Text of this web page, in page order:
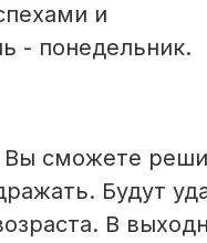
и
- понедельник.
Вы сможете
Будут
В